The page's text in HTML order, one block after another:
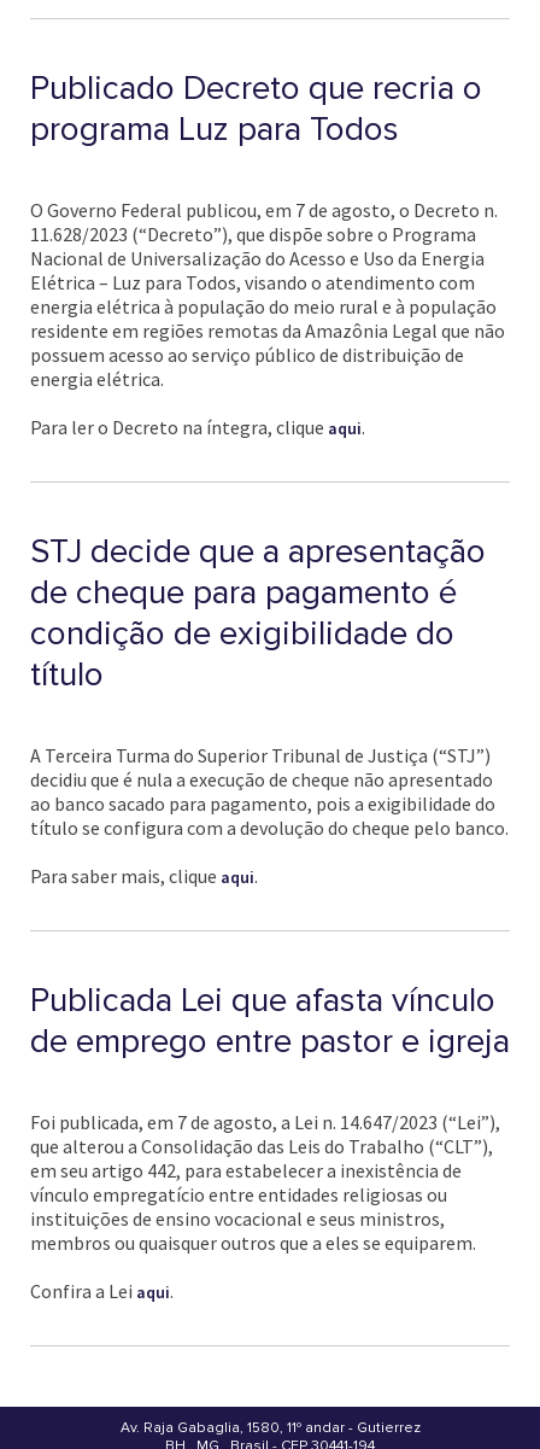
Publicado Decreto que recria o
programa Luz para Todos
O Governo Federal publicou, em 7 de agosto, o Decreto n.
11.628/2023 (“Decreto”), que dispõe sobre o Programa
Nacional de Universalização do Acesso e Uso da Energia
Elétrica – Luz para Todos, visando o atendimento com
energia elétrica à população do meio rural e à população
residente em regiões remotas da Amazônia Legal que não
possuem acesso ao serviço público de distribuição de
energia elétrica.
Para ler o Decreto na íntegra, clique aqui.
STJ decide que a apresentação
de cheque para pagamento é
condição de exigibilidade do
título
A Terceira Turma do Superior Tribunal de Justiça (“STJ”)
decidiu que é nula a execução de cheque não apresentado
ao banco sacado para pagamento, pois a exigibilidade do
título se configura com a devolução do cheque pelo banco.
Para saber mais, clique aqui.
Publicada Lei que afasta vínculo
de emprego entre pastor e igreja
Foi publicada, em 7 de agosto, a Lei n. 14.647/2023 (“Lei”),
que alterou a Consolidação das Leis do Trabalho (“CLT”),
em seu artigo 442, para estabelecer a inexistência de
vínculo empregatício entre entidades religiosas ou
instituições de ensino vocacional e seus ministros,
membros ou quaisquer outros que a eles se equiparem.
Confira a Lei aqui.
Av. Raja Gabaglia, 1580, 11º andar - Gutierrez